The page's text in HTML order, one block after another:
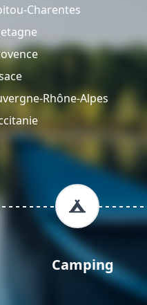
Charentes
Rhône-Alpes
Camping